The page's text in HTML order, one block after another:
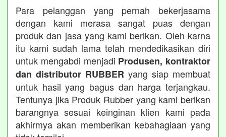
Para pelanggan yang pernah bekerjasama
dengan kami merasa sangat puas dengan
produk dan jasa yang kami berikan. Oleh karna
itu kami sudah lama telah mendedikasikan diri
untuk mengabdi menjadi Produsen, kontraktor
dan distributor RUBBER yang siap membuat
untuk hasil yang bagus dan harga terjangkau.
Tentunya jika Produk Rubber yang kami berikan
barangnya sesuai keinginan klien kami pada
akhirmya akan memberikan kebahagiaan yang